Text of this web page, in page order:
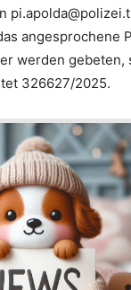
angesprochene
werden gebeten,
326627/2025.